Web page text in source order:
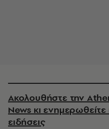
Ακολουθήστε την
News κι ενημερωθείτε
ειδήσεις